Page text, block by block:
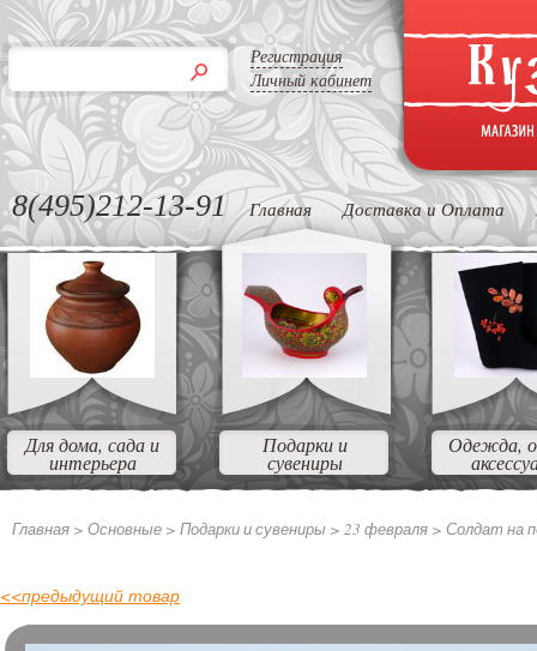
Регистрация
Личный кабинет
8(495)212-13-91 Главная Доставка и Оплата
Для дома, сада и
интерьера
Подарки и
сувениры
Одежда,
Главная > Основные > Подарки и сувениры > 23 февраля > Солдат на
<<предыдущий товар